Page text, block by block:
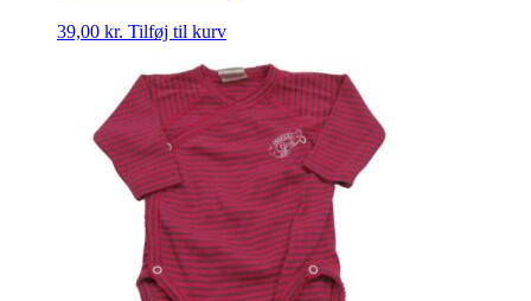
39,00 kr. Tilføj til kurv